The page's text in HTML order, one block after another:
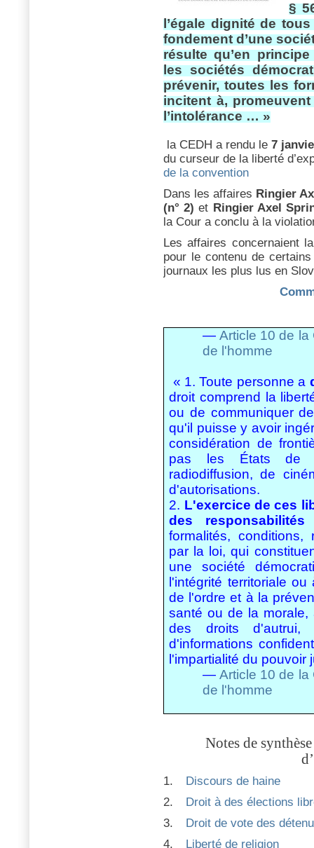
§
l’égale dignité de
fondement d’une
résulte qu’en
les sociétés
prévenir, toutes les
incitent à,
l’intolérance… »
la CEDH a rendu le 7
du curseur de la liberté
de la convention
Dans les affaires Ringier
(n° 2) et Ringier Axel
la Cour a conclu à la
Les affaires concernaient
pour le contenu de
journaux les plus lus en
— Article 10 de
de l'homme
« 1. Toute personne a
droit comprend la
ou de communiquer
qu'il puisse y avoir
considération de
pas les États de
radiodiffusion, de
d'autorisations.
2. L'exercice de ces
des responsabilités
formalités,
par la loi, qui
une société
l'intégrité territoriale
de l'ordre et à la
santé ou de la
des droits d'autrui,
d'informations
l'impartialité du pouvoir
— Article 10 de
de l'homme
Notes de synthèse
1.
Discours de haine
2.
Droit à des élections
3.
Droit de vote des
4.
Liberté de religion